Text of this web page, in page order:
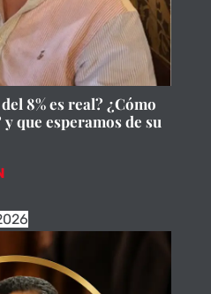
8% es real? ¿Cómo
que esperamos de su